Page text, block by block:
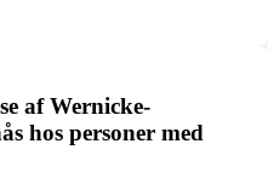
af Wernicke-
hos personer med